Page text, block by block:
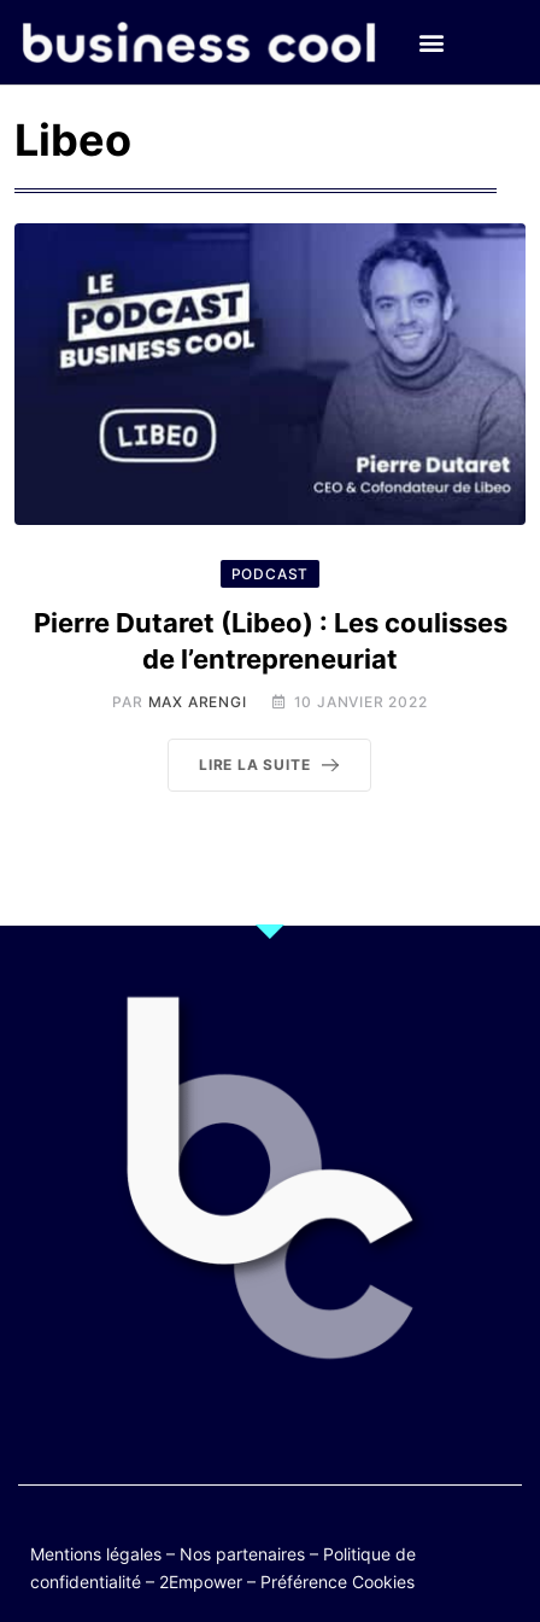
Libeo
PODCAST
Pierre Dutaret (Libeo) : Les coulisses
de l’entrepreneuriat
PAR MAX ARENGI 10 JANVIER 2022
LIRE LA SUITE
Mentions légales – Nos partenaires – Politique de
confidentialité – 2Empower – Préférence Cookies